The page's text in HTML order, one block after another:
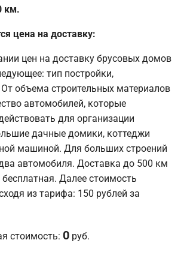
км.
цена на доставку:
цен на доставку брусовых домов
тип постройки,
объема строительных материалов
автомобилей, которые
для организации
дачные домики, коттеджи
машиной. Для больших строений
автомобиля. Доставка до 500 км
Далее стоимость
из тарифа: 150 рублей за
стоимость: 0 руб.